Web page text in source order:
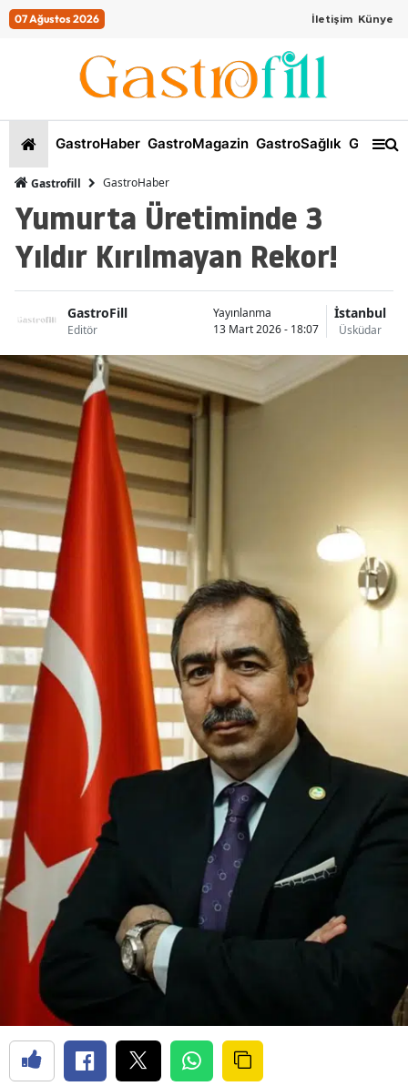
07 Ağustos 2026 İletişim Künye
GastroHaber GastroMagazin GastroSağlık
Gastrofill GastroHaber
Yumurta Üretiminde 3
Yıldır Kırılmayan Rekor!
GastroFill
Editör
Yayınlanma
13 Mart 2026 - 18:07
İstanbul
Üsküdar